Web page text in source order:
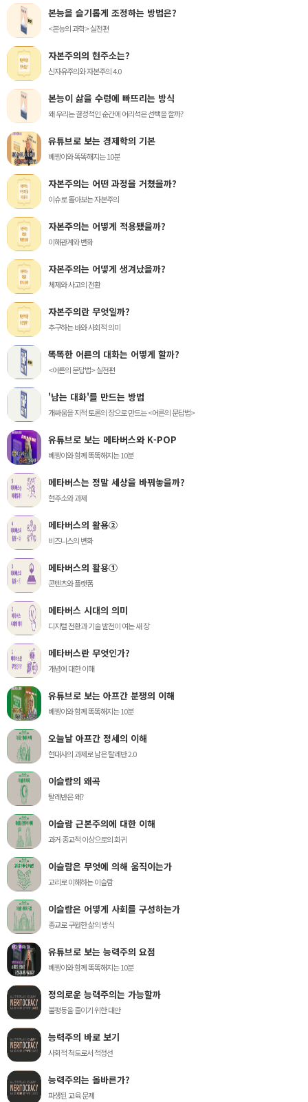
본능을 슬기롭게 조정하는 방법은?
<본능의 과학> 실전편
자본주의의 현주소는?
신자유주의와 자본주의 4.0
본능이 삶을 수렁에 빠뜨리는 방식
왜 우리는 결정적인 순간에 어리석은 선택을 할까?
유튜브로 보는 경제학의 기본
베짱이와 똑똑해지는 10분
자본주의는 어떤 과정을 거쳤을까?
이슈로 돌아보는 자본주의
자본주의는 어떻게 적용됐을까?
이해관계와 변화
자본주의는 어떻게 생겨났을까?
체제와 사고의 전환
자본주의란 무엇일까?
추구하는 바와 사회적 의미
똑똑한 어른의 대화는 어떻게 할까?
<어른의 문답법> 실전편
'남는 대화'를 만드는 방법
개싸움을 지적 토론의 장으로 만드는 <어른의 문답법>
유튜브로 보는 메타버스와 K-POP
베짱이와 함께 똑똑해지는 10분
메타버스는 정말 세상을 바꿔놓을까?
현주소와 과제
메타버스의 활용②
비즈니스의 변화
메타버스의 활용①
콘텐츠와 플랫폼
메타버스 시대의 의미
디지털 전환과 기술 발전이 여는 새 장
메타버스란 무엇인가?
개념에 대한 이해
유튜브로 보는 아프간 분쟁의 이해
베짱이와 함께 똑똑해지는 10분
오늘날 아프간 정세의 이해
현대사의 과제로 남은 탈레반 2.0
이슬람의 왜곡
탈레반은 왜?
이슬람 근본주의에 대한 이해
과거 종교적 이상으로의 회귀
이슬람은 무엇에 의해 움직이는가
교리로 이해하는 이슬람
이슬람은 어떻게 사회를 구성하는가
종교로 구원한 삶의 방식
유튜브로 보는 능력주의 요점
베짱이와 함께 똑똑해지는 10분
정의로운 능력주의는 가능할까
불평등을 줄이기 위한 대안
능력주의 바로 보기
사회적 척도로서 적정선
능력주의는 올바른가?
파생된 교육 문제